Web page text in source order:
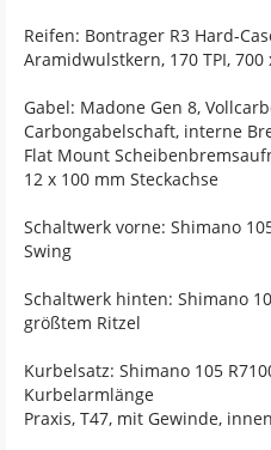
Reifen: Bontrager R3 Hard-
Aramidwulstkern, 170 TPI, 700
Gabel: Madone Gen 8,
Carbongabelschaft, interne
Flat Mount
12 x 100 mm Steckachse
Schaltwerk vorne: Shimano
Swing
Schaltwerk hinten: Shimano
größtem Ritzel
Kurbelsatz: Shimano 105
Kurbelarmlänge
Praxis, T47, mit Gewinde,